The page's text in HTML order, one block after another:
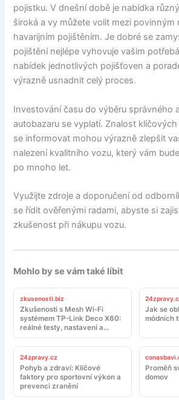
pojistku. V dnešní době je nabídka
široká a vy můžete volit mezi povinným
havarijním pojištěním. Je dobré se
pojištění nejlépe vyhovuje vašim
nabídek jednotlivých pojišťoven a
výrazně usnadnit celý proces.
Investování času do výběru správného
autobazaru se vyplatí. Znalost
se informovat mohou výrazně zlepšit
nalezení kvalitního vozu, který vám
po mnoho let.
Využijte zdroje a doporučení od
se řídit ověřenými radami, abyste si
zkušenost při nákupu vozu.
Mohlo by se vám také líbit
zkusenosti.biz
Zkušenosti s Mesh Wi-Fi
systémem TP-Link Deco X60:
reálné testy, nastavení a
doporučení
Jak se
módních
24zpravy.cz
Pohyb a zdraví: Klíčové
faktory pro sportovní výkon a
prevenci zranění
Proměň
domov